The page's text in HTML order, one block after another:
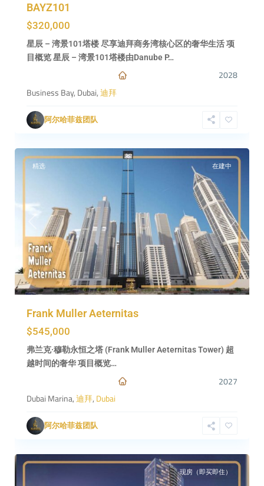
BAYZ101
$320,000
星辰 – 湾景101塔楼 尽享迪拜商务湾核心区的奢华生活 项
目概览 星辰 – 湾景101塔楼由Danube P…
2028
Business Bay, Dubai,迪拜
阿尔哈菲兹团队
Dubai
迪
Previous Next
精选 在建中
Frank Muller Aeternitas
$545,000
弗兰克·穆勒永恒之塔 (Frank Muller Aeternitas Tower) 超
越时间的奢华 项目概览…
2027
Dubai Marina,迪拜,Dubai
阿尔哈菲兹团队
伊
斯
坦
布
欧
洲
一
现房（即买即住）